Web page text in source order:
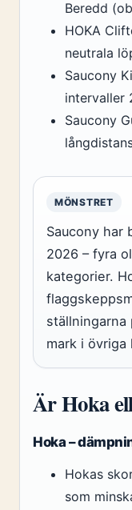
Beredd
HOKA
neutrala
Saucony
intervaller
Saucony
MÖNSTRET
Saucony har
2026 – fyra
kategorier.
ställningarna
mark i övriga
Är Hoka
Hoka –
Hokas
som